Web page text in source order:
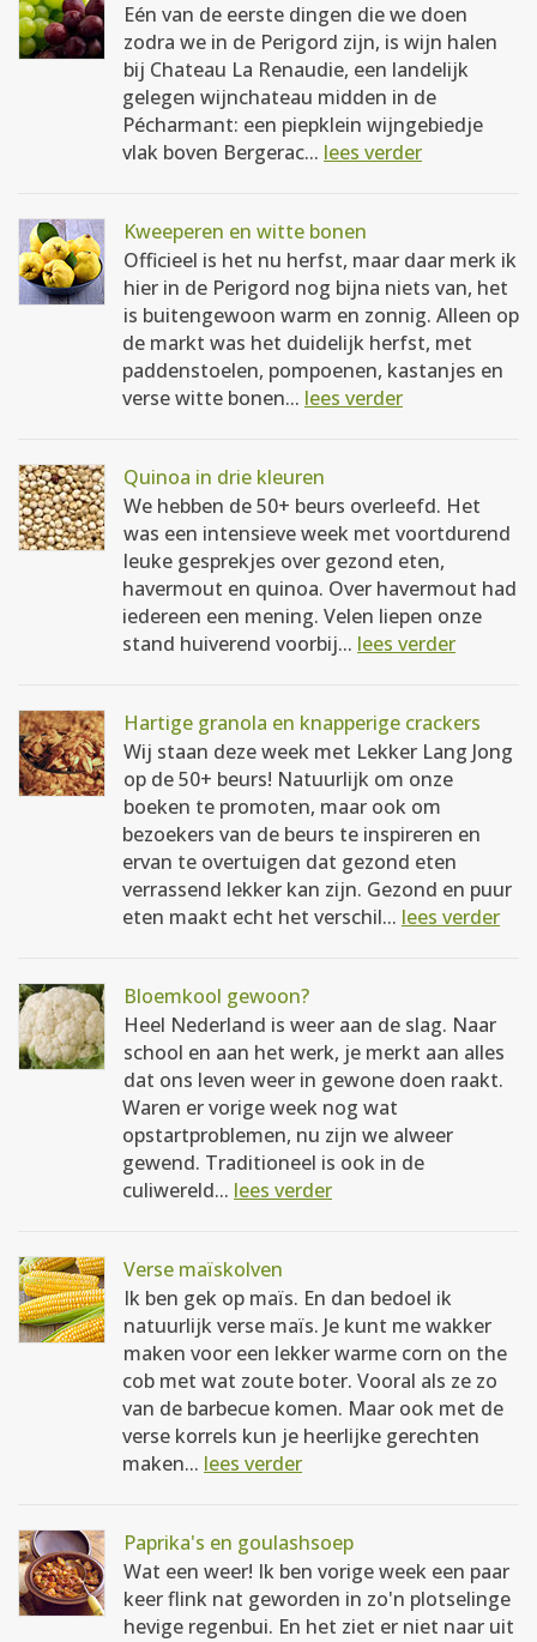
Eén van de eerste dingen die we doen
zodra we in de Perigord zijn, is wijn halen
bij Chateau La Renaudie, een landelijk
gelegen wijnchateau midden in de
Pécharmant: een piepklein wijngebiedje
vlak boven Bergerac... lees verder
Kweeperen en witte bonen
Officieel is het nu herfst, maar daar merk ik
hier in de Perigord nog bijna niets van, het
is buitengewoon warm en zonnig. Alleen op
de markt was het duidelijk herfst, met
paddenstoelen, pompoenen, kastanjes en
verse witte bonen... lees verder
Quinoa in drie kleuren
We hebben de 50+ beurs overleefd. Het
was een intensieve week met voortdurend
leuke gesprekjes over gezond eten,
havermout en quinoa. Over havermout had
iedereen een mening. Velen liepen onze
stand huiverend voorbij... lees verder
Hartige granola en knapperige crackers
Wij staan deze week met Lekker Lang Jong
op de 50+ beurs! Natuurlijk om onze
boeken te promoten, maar ook om
bezoekers van de beurs te inspireren en
ervan te overtuigen dat gezond eten
verrassend lekker kan zijn. Gezond en puur
eten maakt echt het verschil... lees verder
Bloemkool gewoon?
Heel Nederland is weer aan de slag. Naar
school en aan het werk, je merkt aan alles
dat ons leven weer in gewone doen raakt.
Waren er vorige week nog wat
opstartproblemen, nu zijn we alweer
gewend. Traditioneel is ook in de
culiwereld... lees verder
Verse maïskolven
Ik ben gek op maïs. En dan bedoel ik
natuurlijk verse maïs. Je kunt me wakker
maken voor een lekker warme corn on the
cob met wat zoute boter. Vooral als ze zo
van de barbecue komen. Maar ook met de
verse korrels kun je heerlijke gerechten
maken... lees verder
Paprika's en goulashsoep
Wat een weer! Ik ben vorige week een paar
keer flink nat geworden in zo'n plotselinge
hevige regenbui. En het ziet er niet naar uit